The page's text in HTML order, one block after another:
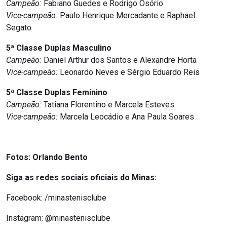
Campeão: Fabiano Guedes e Rodrigo Osório
Vice-campeão: Paulo Henrique Mercadante e Raphael
Segato
5ª Classe Duplas Masculino
Campeão: Daniel Arthur dos Santos e Alexandre Horta
Vice-campeão: Leonardo Neves e Sérgio Eduardo Reis
5ª Classe Duplas Feminino
Campeão: Tatiana Florentino e Marcela Esteves
Vice-campeão: Marcela Leocádio e Ana Paula Soares
Fotos: Orlando Bento
Siga as redes sociais oficiais do Minas:
Facebook: /minastenisclube
Instagram: @minastenisclube